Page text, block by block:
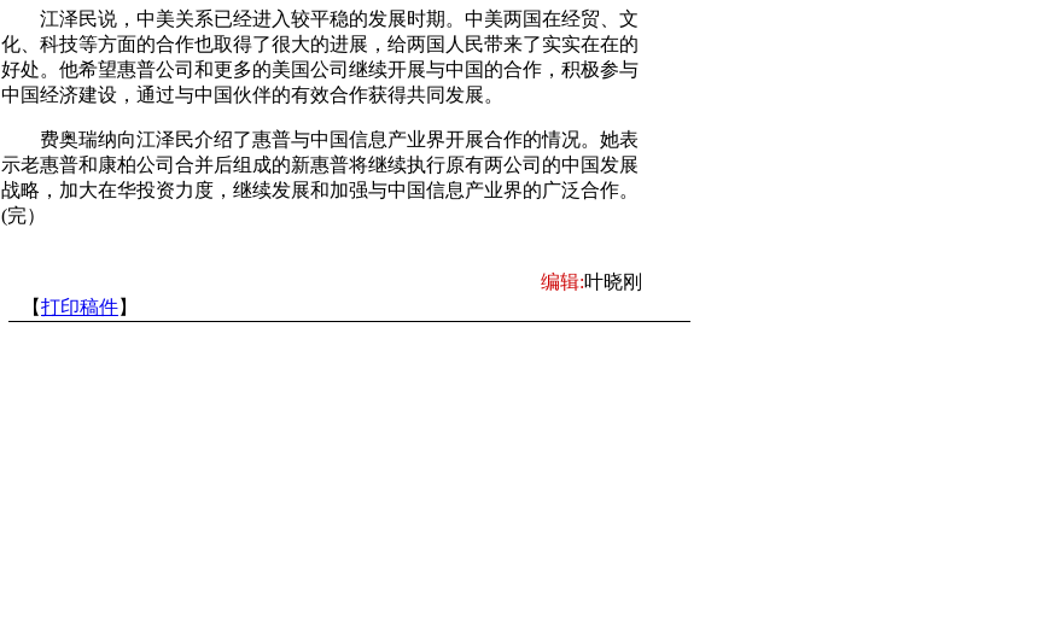
江泽民说，中美关系已经进入较平稳的发展时期。中美两国在经贸、文
化、科技等方面的合作也取得了很大的进展，给两国人民带来了实实在在的
好处。他希望惠普公司和更多的美国公司继续开展与中国的合作，积极参与
中国经济建设，通过与中国伙伴的有效合作获得共同发展。
费奥瑞纳向江泽民介绍了惠普与中国信息产业界开展合作的情况。她表
示老惠普和康柏公司合并后组成的新惠普将继续执行原有两公司的中国发展
战略，加大在华投资力度，继续发展和加强与中国信息产业界的广泛合作。
(完）
编辑:叶晓刚
【打印稿件】